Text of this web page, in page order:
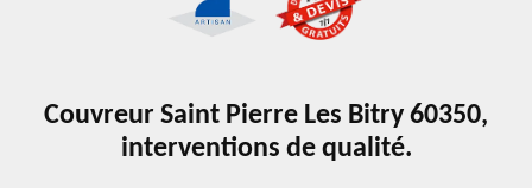
Couvreur Saint Pierre Les Bitry 60350,
interventions de qualité.